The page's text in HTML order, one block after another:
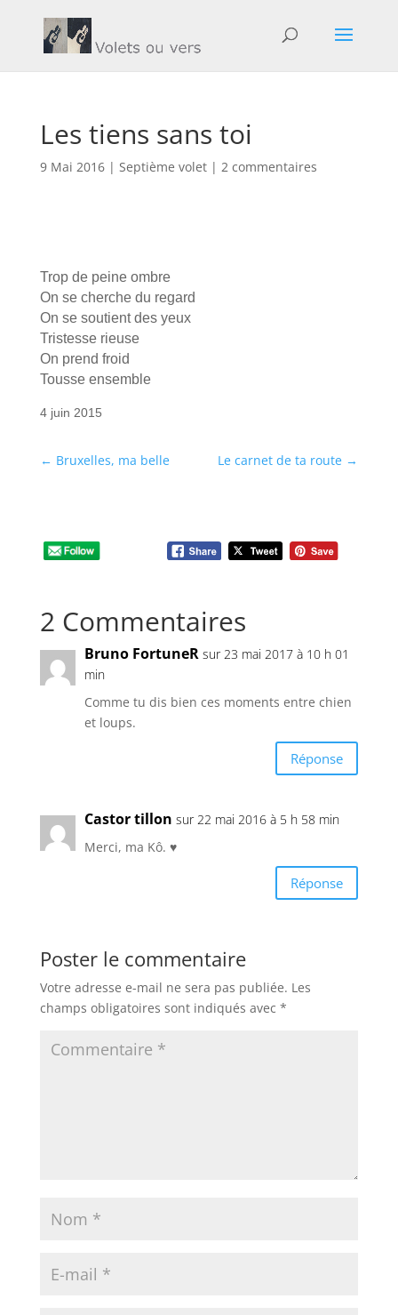
Les tiens sans toi
9 Mai 2016| Septième volet| 2 commentaires
Trop de peine ombre
On se cherche du regard
On se soutient des yeux
Tristesse rieuse
On prend froid
Tousse ensemble
4 juin 2015
← Bruxelles, ma belle Le carnet de ta route →
2 Commentaires
Bruno FortuneR sur 23 mai 2017 à 10 h 01
min
Comme tu dis bien ces moments entre chien
et loups.
Réponse
Castor tillon sur 22 mai 2016 à 5 h 58 min
Merci, ma Kô. ♥
Réponse
Poster le commentaire
Votre adresse e-mail ne sera pas publiée. Les
champs obligatoires sont indiqués avec *